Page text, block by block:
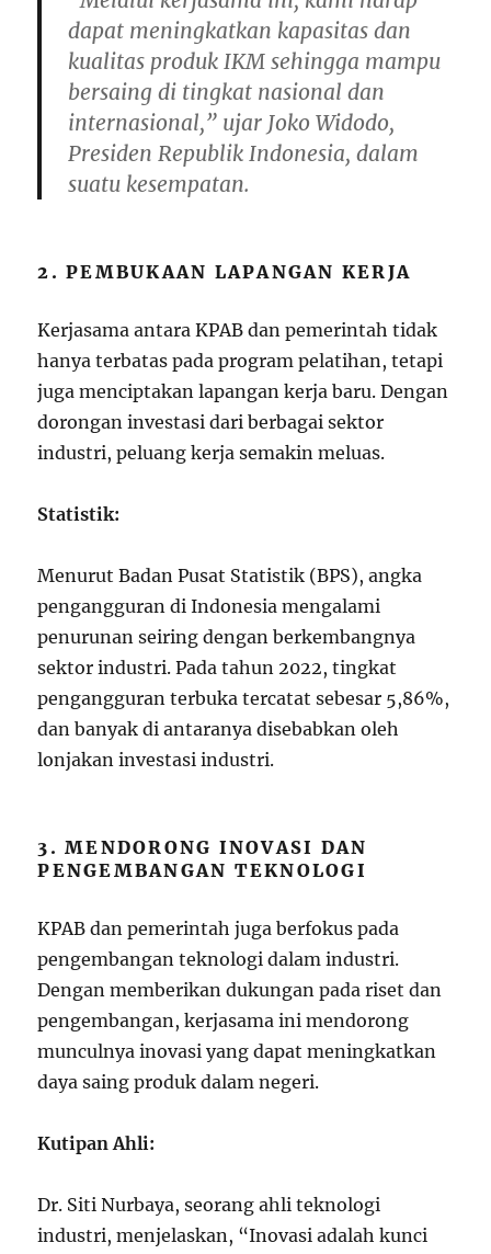
dapat meningkatkan kapasitas dan
kualitas produk IKM sehingga mampu
bersaing di tingkat nasional dan
internasional,” ujar Joko Widodo,
Presiden Republik Indonesia, dalam
suatu kesempatan.
2. PEMBUKAAN LAPANGAN KERJA
Kerjasama antara KPAB dan pemerintah tidak
hanya terbatas pada program pelatihan, tetapi
juga menciptakan lapangan kerja baru. Dengan
dorongan investasi dari berbagai sektor
industri, peluang kerja semakin meluas.
Statistik:
Menurut Badan Pusat Statistik (BPS), angka
pengangguran di Indonesia mengalami
penurunan seiring dengan berkembangnya
sektor industri. Pada tahun 2022, tingkat
pengangguran terbuka tercatat sebesar 5,86%,
dan banyak di antaranya disebabkan oleh
lonjakan investasi industri.
3. MENDORONG INOVASI DAN
PENGEMBANGAN TEKNOLOGI
KPAB dan pemerintah juga berfokus pada
pengembangan teknologi dalam industri.
Dengan memberikan dukungan pada riset dan
pengembangan, kerjasama ini mendorong
munculnya inovasi yang dapat meningkatkan
daya saing produk dalam negeri.
Kutipan Ahli:
Dr. Siti Nurbaya, seorang ahli teknologi
industri, menjelaskan, “Inovasi adalah kunci